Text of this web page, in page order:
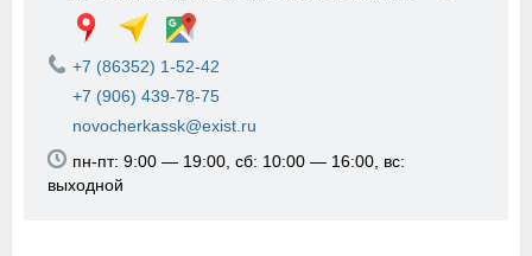
+7 (86352) 1-52-42
+7 (906) 439-78-75
novocherkassk@exist.ru
пн-пт: 9:00 — 19:00, сб: 10:00 — 16:00, вс:
выходной